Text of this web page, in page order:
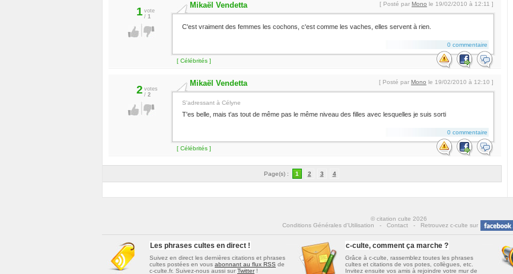
1 vote
/ 1
Mikaël Vendetta [ Posté par Mono le 19/02/2010 à 12:11 ]
C'est vraiment des femmes les cochons, c'est comme les vaches, elles servent à rien.
0 commentaire
[ Célébrités ]
2 votes
/ 2
Mikaël Vendetta [ Posté par Mono le 19/02/2010 à 12:10 ]
S'adressant à Célyne
T'es belle, mais t'as tout de même pas le même niveau des filles avec lesquelles je suis sorti
0 commentaire
[ Célébrités ]
Page(s) : 1 2 3 4
© citation culte 2026
Conditions Générales d'Utilisation
- Contact - Retrouvez c-culte sur
Les phrases cultes en direct !
Suivez en direct les dernières citations et phrases
cultes postées en vous abonnant au flux RSS de
c-culte.fr. Suivez-nous aussi sur Twitter!
c-culte, comment ça marche ?
Grâce à c-culte, rassemblez toutes les phrases
cultes et citations de vos potes, collègues , etc.
Invitez ensuite vos amis à rejoindre votre mur de